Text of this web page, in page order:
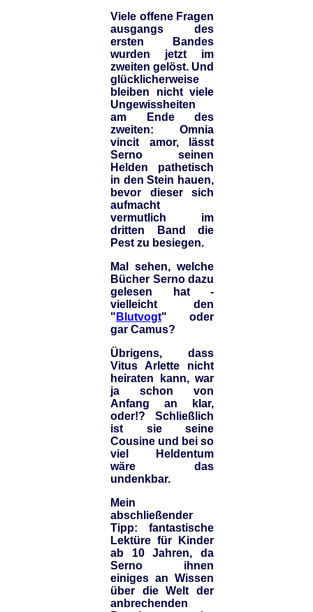
Viele offene Fragen
ausgangs des
ersten Bandes
wurden jetzt im
zweiten gelöst. Und
glücklicherweise
bleiben nicht viele
Ungewissheiten
am Ende des
zweiten: Omnia
vincit amor, lässt
Serno seinen
Helden pathetisch
in den Stein hauen,
bevor dieser sich
aufmacht
vermutlich im
dritten Band die
Pest zu besiegen.
Mal sehen, welche
Bücher Serno dazu
gelesen hat -
vielleicht den
" Blutvogt" oder
gar Camus?
Übrigens, dass
Vitus Arlette nicht
heiraten kann, war
ja schon von
Anfang an klar,
oder!? Schließlich
ist sie seine
Cousine und bei so
viel Heldentum
wäre das
undenkbar.
Mein
abschließender
Tipp: fantastische
Lektüre für Kinder
ab 10 Jahren, da
Serno ihnen
einiges an Wissen
über die Welt der
anbrechenden